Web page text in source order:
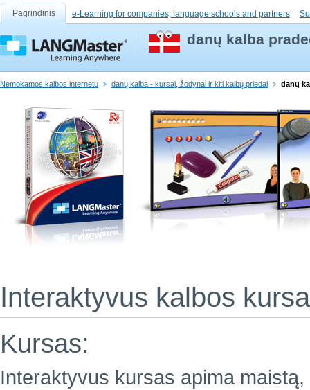
Pagrindinis e-Learning for companies, language schools and partners
danų kalba
Nemokamos kalbos internetu danų kalba - kursai, žodynai ir kiti kalbų priedai danų
Interaktyvus kalbos
Kursas:
Interaktyvus kursas apima